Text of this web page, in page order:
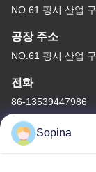
NO.61 핑시 산업
공장 주소
NO.61 핑시 산업
전화
86-13539447986
Sopina